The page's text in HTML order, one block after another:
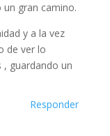
un gran camino.
y a la vez
de ver lo
guardando un
Responder